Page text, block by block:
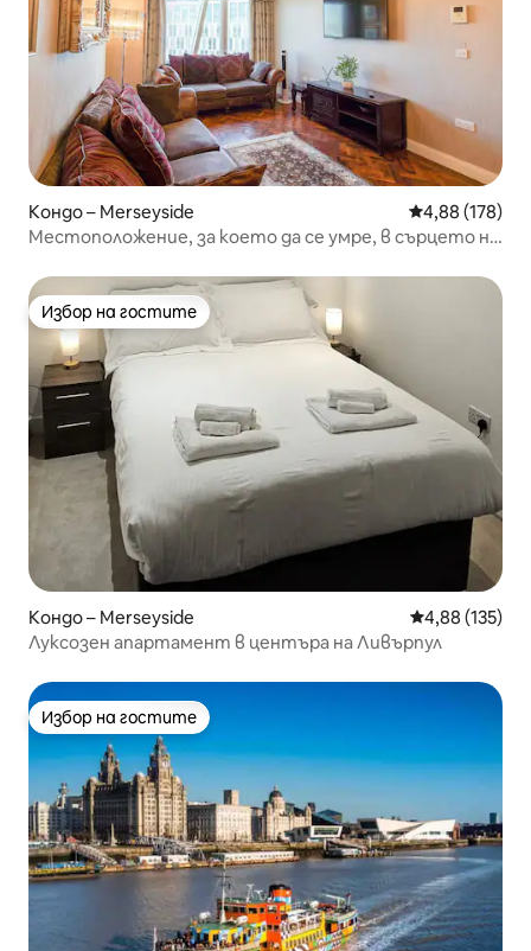
Кондо – Merseyside Средна
4,88 (178)
Местоположение, за което да се умре, в сърцето на
Избор на гостите
Избор на гостите
Кондо – Merseyside Средна
4,88 (135)
Луксозен апартамент в центъра на Ливърпул
Избор на гостите
Избор на гостите